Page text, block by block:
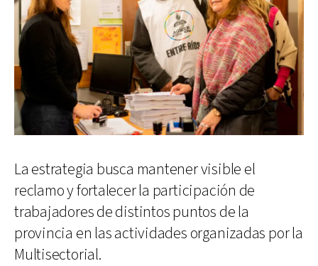
La estrategia busca mantener visible el
reclamo y fortalecer la participación de
trabajadores de distintos puntos de la
provincia en las actividades organizadas por la
Multisectorial.